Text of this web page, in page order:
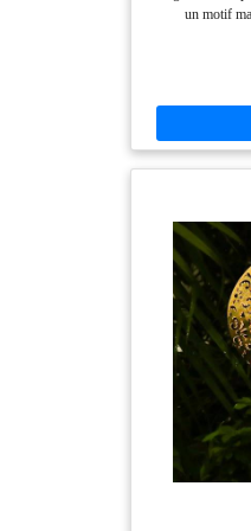
un motif
éclairer un
pour les
matériaux de
la neige, le
Utilisation
lampes
clôtures, les
endroits. Ces
sont très
décoration de
d'arrière-cour, la
ces
économiser de